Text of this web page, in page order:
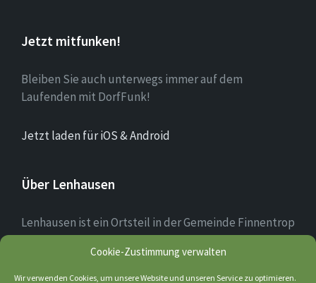
Cookie-Zustimmung verwalten
Wir verwenden Cookies, um unsere Website und unseren Service zu optimieren.
Jetzt mitfunken!
Bleiben Sie auch unterwegs immer auf dem
Laufenden mit DorfFunk!
Jetzt laden für iOS & Android
Über Lenhausen
Lenhausen ist ein Ortsteil in der Gemeinde Finnentrop
im Sauerland mit rund 1.190 Einwohnern, der sich am
Zusammenfluss von Lenne und Fretter befindet. Das
Ortsbild des Dorfkerns ist teilweise noch altertümlich